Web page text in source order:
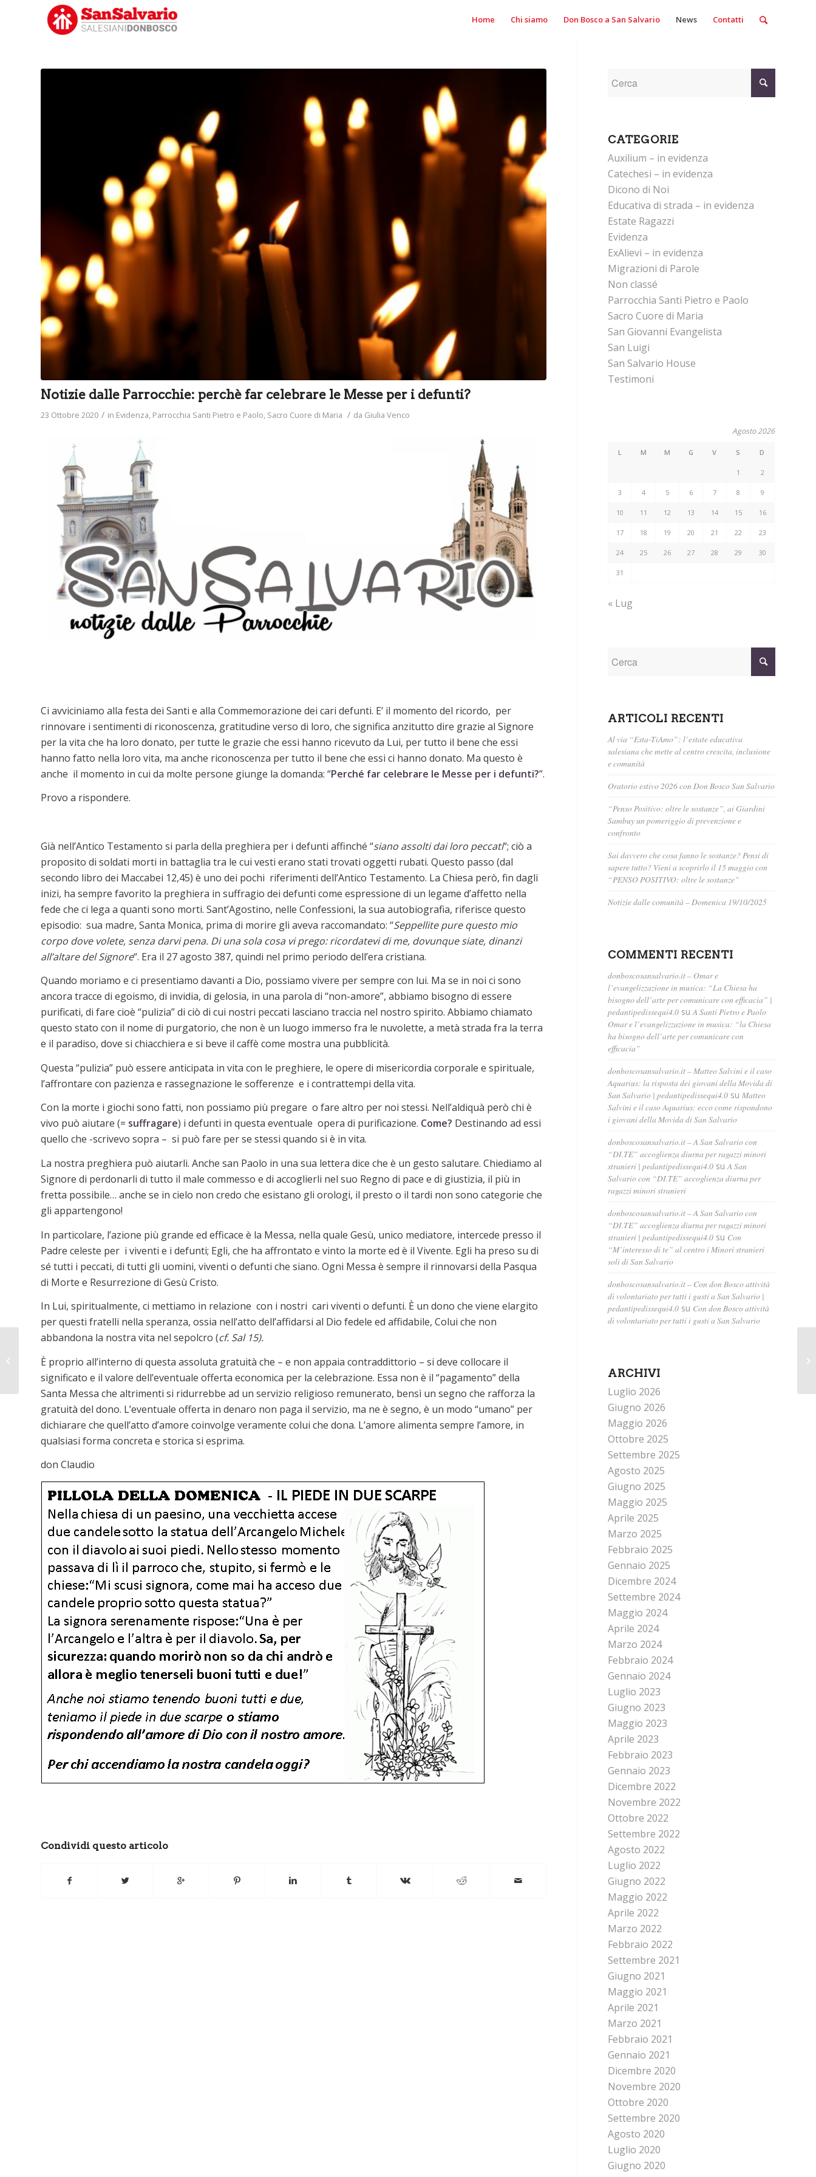
Home Chi siamo Don Bosco a San Salvario News Contatti
Notizie dalle Parrocchie: perchè far celebrare le Messe per i defunti?
23 Ottobre 2020 / in Evidenza, Parrocchia Santi Pietro e Paolo, Sacro Cuore di Maria / da Giulia Venco
Ci avviciniamo alla festa dei Santi e alla Commemorazione dei cari defunti. E’ il momento del ricordo, per
rinnovare i sentimenti di riconoscenza, gratitudine verso di loro, che significa anzitutto dire grazie al Signore
per la vita che ha loro donato, per tutte le grazie che essi hanno ricevuto da Lui, per tutto il bene che essi
hanno fatto nella loro vita, ma anche riconoscenza per tutto il bene che essi ci hanno donato. Ma questo è
anche il momento in cui da molte persone giunge la domanda: “Perché far celebrare le Messe per i defunti?”.
Provo a rispondere.
Già nell’Antico Testamento si parla della preghiera per i defunti affinché “siano assolti dai loro peccati“; ciò a
proposito di soldati morti in battaglia tra le cui vesti erano stati trovati oggetti rubati. Questo passo (dal
secondo libro dei Maccabei 12,45) è uno dei pochi riferimenti dell’Antico Testamento. La Chiesa però, fin dagli
inizi, ha sempre favorito la preghiera in suffragio dei defunti come espressione di un legame d’affetto nella
fede che ci lega a quanti sono morti. Sant’Agostino, nelle Confessioni, la sua autobiografia, riferisce questo
episodio: sua madre, Santa Monica, prima di morire gli aveva raccomandato: “Seppellite pure questo mio
corpo dove volete, senza darvi pena. Di una sola cosa vi prego: ricordatevi di me, dovunque siate, dinanzi
all’altare del Signore“. Era il 27 agosto 387, quindi nel primo periodo dell’era cristiana.
Quando moriamo e ci presentiamo davanti a Dio, possiamo vivere per sempre con lui. Ma se in noi ci sono
ancora tracce di egoismo, di invidia, di gelosia, in una parola di “non-amore”, abbiamo bisogno di essere
purificati, di fare cioè “pulizia” di ciò di cui nostri peccati lasciano traccia nel nostro spirito. Abbiamo chiamato
questo stato con il nome di purgatorio, che non è un luogo immerso fra le nuvolette, a metà strada fra la terra
e il paradiso, dove si chiacchiera e si beve il caffè come mostra una pubblicità.
Questa “pulizia” può essere anticipata in vita con le preghiere, le opere di misericordia corporale e spirituale,
l’affrontare con pazienza e rassegnazione le sofferenze e i contrattempi della vita.
Con la morte i giochi sono fatti, non possiamo più pregare o fare altro per noi stessi. Nell’aldiquà però chi è
vivo può aiutare (= suffragare) i defunti in questa eventuale opera di purificazione. Come? Destinando ad essi
quello che -scrivevo sopra – si può fare per se stessi quando si è in vita.
La nostra preghiera può aiutarli. Anche san Paolo in una sua lettera dice che è un gesto salutare. Chiediamo al
Signore di perdonarli di tutto il male commesso e di accoglierli nel suo Regno di pace e di giustizia, il più in
fretta possibile… anche se in cielo non credo che esistano gli orologi, il presto o il tardi non sono categorie che
gli appartengono!
In particolare, l’azione più grande ed efficace è la Messa, nella quale Gesù, unico mediatore, intercede presso il
Padre celeste per i viventi e i defunti; Egli, che ha affrontato e vinto la morte ed è il Vivente. Egli ha preso su di
sé tutti i peccati, di tutti gli uomini, viventi o defunti che siano. Ogni Messa è sempre il rinnovarsi della Pasqua
di Morte e Resurrezione di Gesù Cristo.
In Lui, spiritualmente, ci mettiamo in relazione con i nostri cari viventi o defunti. È un dono che viene elargito
per questi fratelli nella speranza, ossia nell’atto dell’affidarsi al Dio fedele ed affidabile, Colui che non
abbandona la nostra vita nel sepolcro (cf. Sal 15).
È proprio all’interno di questa assoluta gratuità che – e non appaia contraddittorio – si deve collocare il
significato e il valore dell’eventuale offerta economica per la celebrazione. Essa non è il “pagamento” della
Santa Messa che altrimenti si ridurrebbe ad un servizio religioso remunerato, bensì un segno che rafforza la
gratuità del dono. L’eventuale offerta in denaro non paga il servizio, ma ne è segno, è un modo “umano” per
dichiarare che quell’atto d’amore coinvolge veramente colui che dona. L’amore alimenta sempre l’amore, in
qualsiasi forma concreta e storica si esprima.
don Claudio
Condividi questo articolo
CATEGORIE
Auxilium – in evidenza
Catechesi – in evidenza
Dicono di Noi
Educativa di strada – in evidenza
Estate Ragazzi
Evidenza
ExAlievi – in evidenza
Migrazioni di Parole
Non classé
Parrocchia Santi Pietro e Paolo
Sacro Cuore di Maria
San Giovanni Evangelista
San Luigi
San Salvario House
Testimoni
Agosto 2026
L M M G V S D
1 2
3 4 5 6 7 8 9
10 11 12 13 14 15 16
17 18 19 20 21 22 23
24 25 26 27 28 29 30
31
« Lug
ARTICOLI RECENTI
Al via “Esta-TiAmo”: l’estate educativa
salesiana che mette al centro crescita, inclusione
e comunità
Oratorio estivo 2026 con Don Bosco San Salvario
“Penso Positivo: oltre le sostanze”, ai Giardini
Sambuy un pomeriggio di prevenzione e
confronto
Sai davvero che cosa fanno le sostanze? Pensi di
sapere tutto? Vieni a scoprirlo il 15 maggio con
“PENSO POSITIVO: oltre le sostanze”
Notizie dalle comunità – Domenica 19/10/2025
COMMENTI RECENTI
donboscosansalvario.it – Omar e
l’evangelizzazione in musica: “La Chiesa ha
bisogno dell’arte per comunicare con efficacia” |
pedantipedissequi4.0 suA Santi Pietro e Paolo
Omar e l’evangelizzazione in musica: “la Chiesa
ha bisogno dell’arte per comunicare con
efficacia”
donboscosansalvario.it – Matteo Salvini e il caso
Aquarius: la risposta dei giovani della Movida di
San Salvario | pedantipedissequi4.0 suMatteo
Salvini e il caso Aquarius: ecco come rispondono
i giovani della Movida di San Salvario
donboscosansalvario.it – A San Salvario con
“DI.TE” accoglienza diurna per ragazzi minori
stranieri | pedantipedissequi4.0 suA San
Salvario con “DI.TE” accoglienza diurna per
ragazzi minori stranieri
donboscosansalvario.it – A San Salvario con
“DI.TE” accoglienza diurna per ragazzi minori
stranieri | pedantipedissequi4.0 su Con
“M’interesso di te” al centro i Minori stranieri
soli di San Salvario
donboscosansalvario.it – Con don Bosco attività
di volontariato per tutti i gusti a San Salvario |
pedantipedissequi4.0 su Con don Bosco attività
di volontariato per tutti i gusti a San Salvario
ARCHIVI
Luglio 2026
Giugno 2026
Maggio 2026
Ottobre 2025
Settembre 2025
Agosto 2025
Giugno 2025
Maggio 2025
Aprile 2025
Marzo 2025
Febbraio 2025
Gennaio 2025
Dicembre 2024
Settembre 2024
Maggio 2024
Aprile 2024
Marzo 2024
Febbraio 2024
Gennaio 2024
Luglio 2023
Giugno 2023
Maggio 2023
Aprile 2023
Febbraio 2023
Gennaio 2023
Dicembre 2022
Novembre 2022
Ottobre 2022
Settembre 2022
Agosto 2022
Luglio 2022
Giugno 2022
Maggio 2022
Aprile 2022
Marzo 2022
Febbraio 2022
Settembre 2021
Giugno 2021
Maggio 2021
Aprile 2021
Marzo 2021
Febbraio 2021
Gennaio 2021
Dicembre 2020
Novembre 2020
Ottobre 2020
Settembre 2020
Agosto 2020
Luglio 2020
Giugno 2020
Notizie dalle
Parrocchie:Andate e
portate a tutti la gioia
del Signore ris...